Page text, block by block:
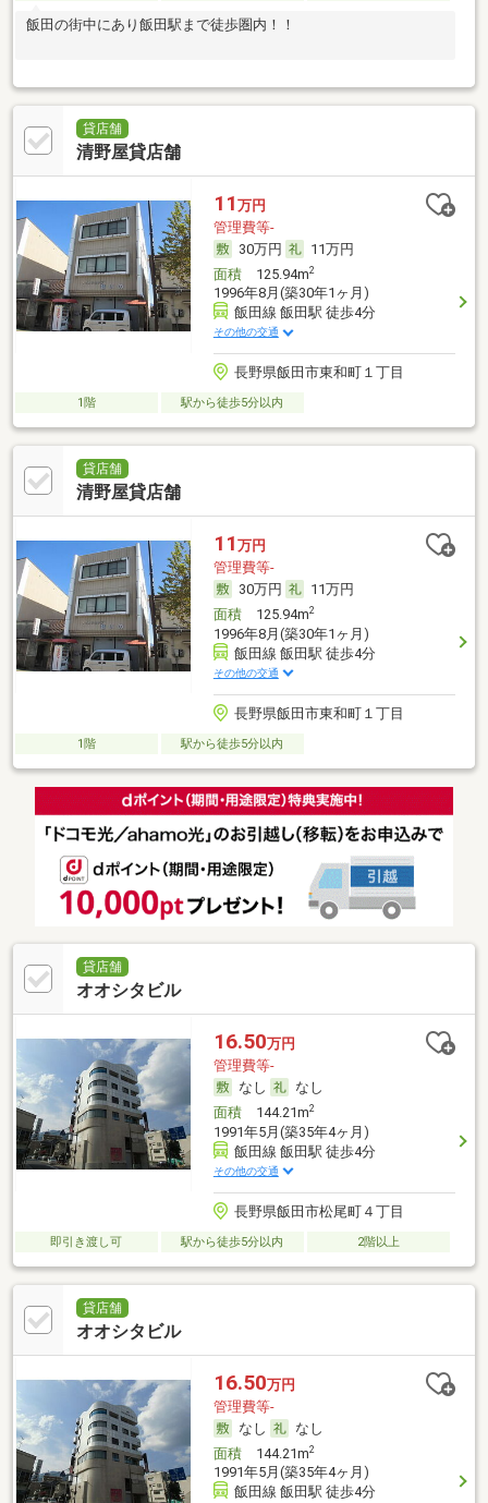
飯田の街中にあり飯田駅まで徒歩圏内！！
貸店舗
清野屋貸店舗
11 万円
管理費等-
30万円
11万円
面積125.94m2
1996年8月(築30年1ヶ月)
飯田線 飯田駅 徒歩4分
その他の交通
長野県飯田市東和町１丁目
1階 駅から徒歩5分以内
貸店舗
清野屋貸店舗
11 万円
管理費等-
30万円
11万円
面積125.94m2
1996年8月(築30年1ヶ月)
飯田線 飯田駅 徒歩4分
その他の交通
長野県飯田市東和町１丁目
1階 駅から徒歩5分以内
貸店舗
オオシタビル
16.50万円
管理費等-
なし
なし
面積144.21m2
1991年5月(築35年4ヶ月)
飯田線 飯田駅 徒歩4分
その他の交通
長野県飯田市松尾町４丁目
即引き渡し可 駅から徒歩5分以内 2階以上
貸店舗
オオシタビル
16.50万円
管理費等-
なし
なし
面積144.21m2
1991年5月(築35年4ヶ月)
飯田線 飯田駅 徒歩4分